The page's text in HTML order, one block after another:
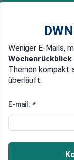
Newsticker
Edelmetalle
Guten Zeit zum
Negativ
Weniger E-Mails,
Wochenrückblick
Themen kompakt
überläuft.
E-mail: *